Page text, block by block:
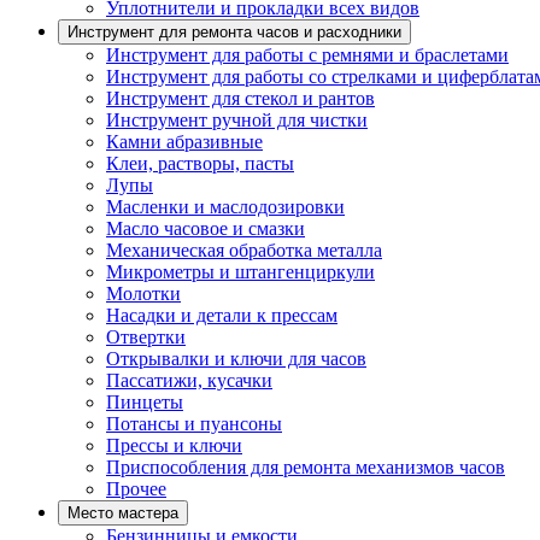
Уплотнители и прокладки всех видов
Инструмент для ремонта часов и расходники
Инструмент для работы с ремнями и браслетами
Инструмент для работы со стрелками и
Инструмент для стекол и рантов
Инструмент ручной для чистки
Камни абразивные
Клеи, растворы, пасты
Лупы
Масленки и маслодозировки
Масло часовое и смазки
Механическая обработка металла
Микрометры и штангенциркули
Молотки
Насадки и детали к прессам
Отвертки
Открывалки и ключи для часов
Пассатижи, кусачки
Пинцеты
Потансы и пуансоны
Прессы и ключи
Приспособления для ремонта механизмов часов
Прочее
Место мастера
Бензинницы и емкости